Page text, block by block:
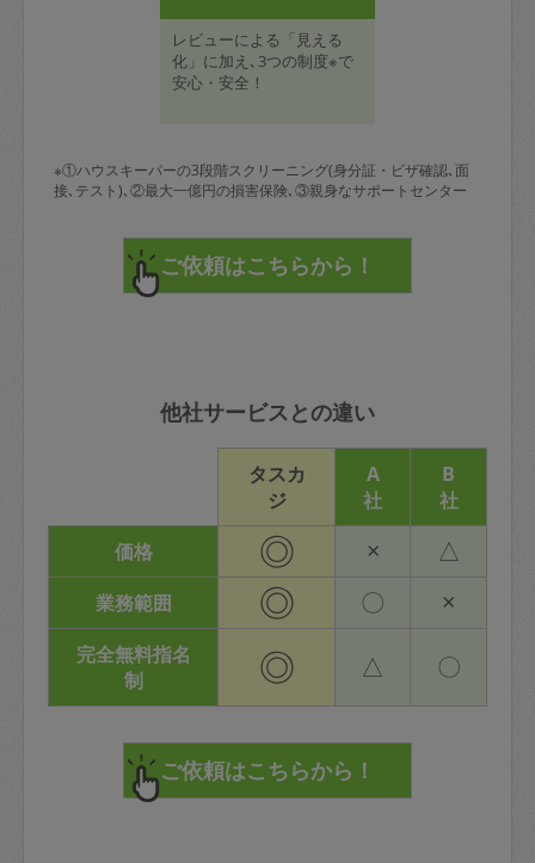
レビューによる「見える
化」に加え､3つの制度※で
安心・安全！
※①ハウスキーパーの3段階スクリーニング(身分証・ビザ確認､面
接､テスト)､②最大一億円の損害保険､③親身なサポートセンター
他社サービスとの違い
タスカ
ジ
A
社
B
社
価格
◎ × △
業務範囲 ◎ 〇 ×
完全無料指名
制
◎ △ 〇